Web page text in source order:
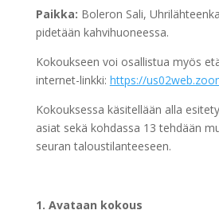
Paikka: Boleron Sali,
pidetään kahvihuoneessa.
Kokoukseen voi osallistua myös
internet-linkki: https://
Kokouksessa käsitellään alla
asiat sekä kohdassa 13 tehdään
seuran taloustilanteeseen.
1. Avataan kokous